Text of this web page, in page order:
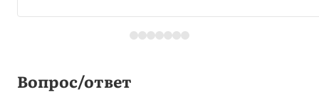
Вопрос/ответ